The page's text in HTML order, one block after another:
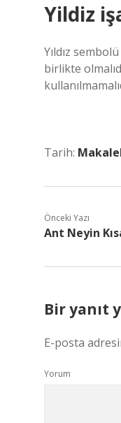
Yildiz
Yıldız
birlikte
Tarih:
Önceki Yazı
Ant Neyin
Bir yanıt
E-posta
Yorum